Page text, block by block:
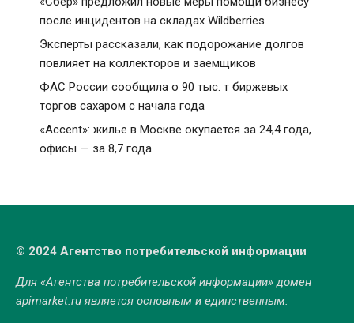
после инцидентов на складах Wildberries
Эксперты рассказали, как подорожание долгов
повлияет на коллекторов и заемщиков
ФАС России сообщила о 90 тыс. т биржевых
торгов сахаром с начала года
«Accent»: жилье в Москве окупается за 24,4 года,
офисы — за 8,7 года
© 2024 Агентство потребительской информации
Для «Агентства потребительской информации» домен
apimarket.ruявляется основным и единственным.